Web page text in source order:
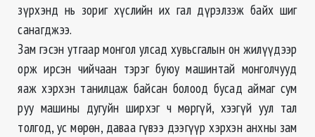
зүрхэнд нь зориг хүслийн их гал дүрэлзэж байх шиг
санагджээ.
Зам гэсэн утгаар монгол улсад хувьсгалын он жилүүдээр
орж ирсэн чийчаан тэрэг буюу машинтай монголчууд
яаж хэрхэн танилцаж байсан болоод бусад аймаг сум
руу машины дугуйн ширхэг ч мөргүй, хээгүй уул тал
толгод, ус мөрөн, даваа гүвээ дээгүүр хэрхэн анхны зам